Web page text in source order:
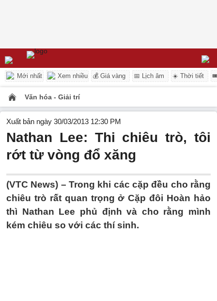
Mới nhất Xem nhiều 💰 Giá vàng 📅 Lịch âm ☀️ Thời tiết
Văn hóa - Giải trí
Xuất bản ngày 30/03/2013 12:30 PM
Nathan Lee: Thi chiêu trò, tôi
rớt từ vòng đổ xăng
(VTC News) – Trong khi các cặp đều cho rằng
chiêu trò rất quan trọng ở Cặp đôi Hoàn hảo
thì Nathan Lee phủ định và cho rằng mình
kém chiêu so với các thí sinh.